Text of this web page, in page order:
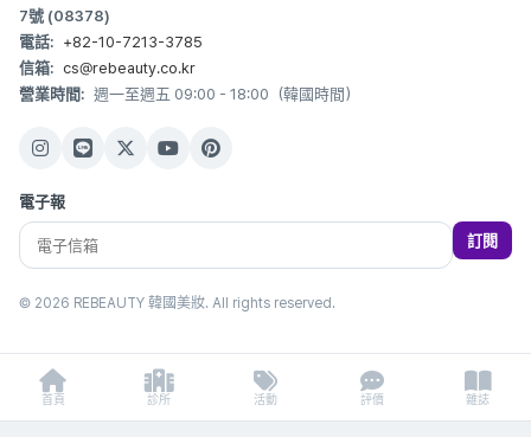
7號 (08378)
電話: +82-10-7213-3785
信箱: cs@rebeauty.co.kr
營業時間: 週一至週五 09:00 - 18:00（韓國時間）
電子報
訂閱
© 2026 REBEAUTY 韓國美妝. All rights reserved.
首頁 診所 活動 評價 雜誌